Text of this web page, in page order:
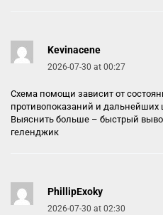
Kevinacene
2026-07-30 at 00:27
Схема помощи зависит от
противопоказаний и дальнейших
Выяснить больше – быстрый
геленджик
PhillipExoky
2026-07-30 at 02:30